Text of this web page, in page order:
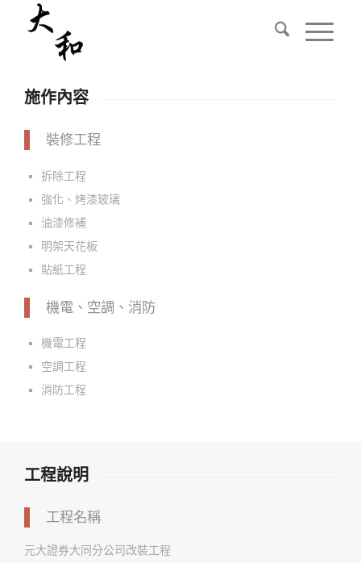
施作內容
裝修工程
拆除工程
強化、烤漆玻璃
油漆修補
明架天花板
貼紙工程
機電、空調、消防
機電工程
空調工程
消防工程
工程說明
工程名稱
元大證券大同分公司改裝工程